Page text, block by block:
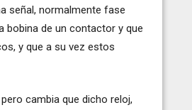
señal, normalmente fase
bobina de un contactor y que
y que a su vez estos
cambia que dicho reloj,